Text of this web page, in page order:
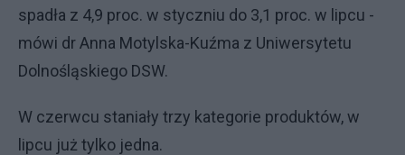
spadła z 4,9 proc. w styczniu do 3,1 proc. w lipcu -
mówi dr Anna Motylska-Kuźma z Uniwersytetu
Dolnośląskiego DSW.
W czerwcu staniały trzy kategorie produktów, w
lipcu już tylko jedna.